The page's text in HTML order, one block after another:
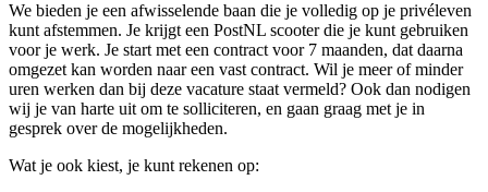
We bieden je een afwisselende baan die je volledig op je privéleven
kunt afstemmen. Je krijgt een PostNL scooter die je kunt gebruiken
voor je werk. Je start met een contract voor 7 maanden, dat daarna
omgezet kan worden naar een vast contract. Wil je meer of minder
uren werken dan bij deze vacature staat vermeld? Ook dan nodigen
wij je van harte uit om te solliciteren, en gaan graag met je in
gesprek over de mogelijkheden.
Wat je ook kiest, je kunt rekenen op: